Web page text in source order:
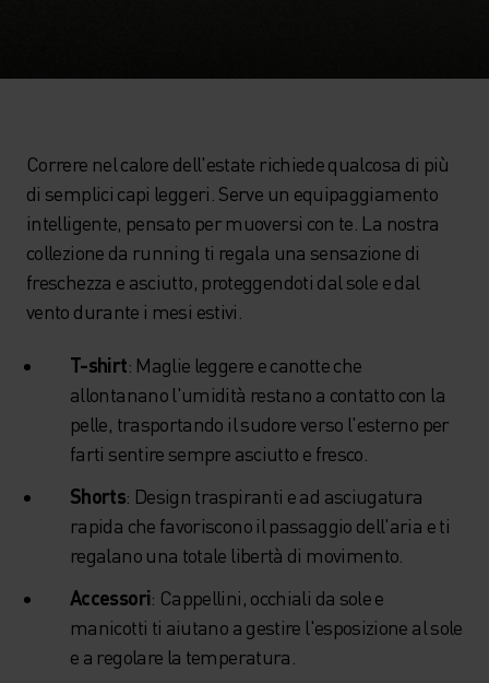
Correre nel calore dell'estate richiede qualcosa di più
di semplici capi leggeri. Serve un equipaggiamento
intelligente, pensato per muoversi con te. La nostra
collezione da running ti regala una sensazione di
freschezza e asciutto, proteggendoti dal sole e dal
vento durante i mesi estivi.
T-shirt: Maglie leggere e canotte che
allontanano l'umidità restano a contatto con la
pelle, trasportando il sudore verso l'esterno per
farti sentire sempre asciutto e fresco.
Shorts: Design traspiranti e ad asciugatura
rapida che favoriscono il passaggio dell'aria e ti
regalano una totale libertà di movimento.
Accessori: Cappellini, occhiali da sole e
manicotti ti aiutano a gestire l'esposizione al sole
e a regolare la temperatura.